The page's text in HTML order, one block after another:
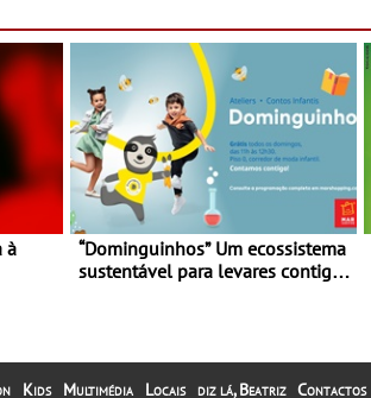
Torres Novas
à
“Dominguinhos” Um ecossistema
sustentável para levares contigo
Kids Multimédia Locais diz lá, Beatriz Contactos